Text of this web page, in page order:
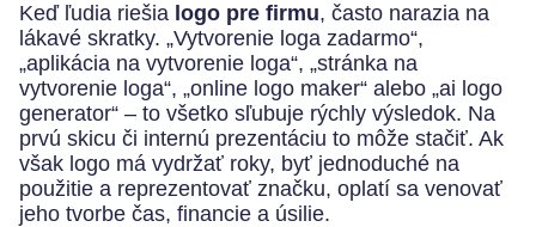
Keď ľudia riešia logo pre firmu, často narazia na
lákavé skratky. „Vytvorenie loga zadarmo“,
„aplikácia na vytvorenie loga“, „stránka na
vytvorenie loga“, „online logo maker“ alebo „ai logo
generator“ – to všetko sľubuje rýchly výsledok. Na
prvú skicu či internú prezentáciu to môže stačiť. Ak
však logo má vydržať roky, byť jednoduché na
použitie a reprezentovať značku, oplatí sa venovať
jeho tvorbe čas, financie a úsilie.